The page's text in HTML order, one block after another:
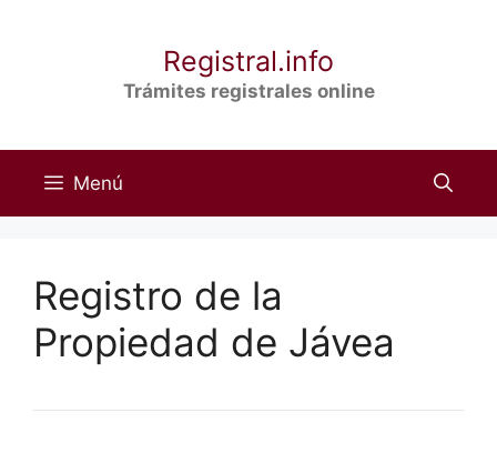
Registral.info
Trámites registrales online
Menú
Registro de la
Propiedad de Jávea